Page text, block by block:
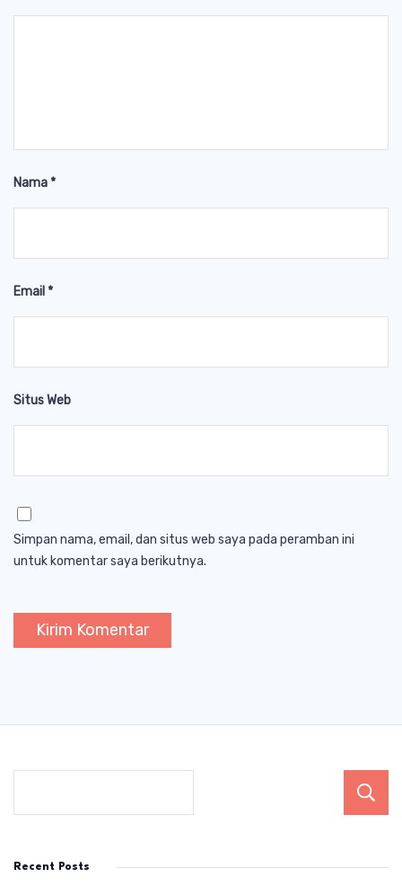
Nama*
Email*
Situs Web
Simpan nama, email, dan situs web saya pada peramban ini
untuk komentar saya berikutnya.
Recent Posts